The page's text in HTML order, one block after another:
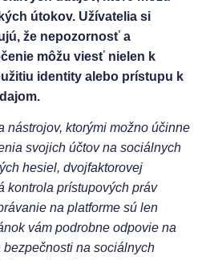
útokov. Užívatelia si
že nepozornosť a
môžu viesť nielen k
identity alebo prístupu k
nástrojov, ktorými možno účinne
svojich účtov na sociálnych
hesiel, dvojfaktorovej
kontrola prístupových práv
na platforme sú len
vám podrobne odpovie na
na sociálnych